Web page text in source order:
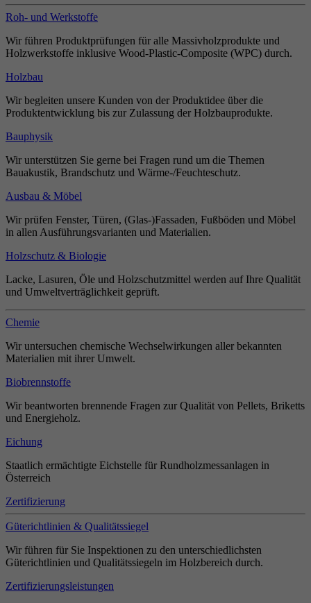
Roh- und Werkstoffe
Wir führen Produktprüfungen für alle Massivholzprodukte und
Holzwerkstoffe inklusive Wood-Plastic-Composite (WPC) durch.
Holzbau
Wir begleiten unsere Kunden von der Produktidee über die
Produktentwicklung bis zur Zulassung der Holzbauprodukte.
Bauphysik
Wir unterstützen Sie gerne bei Fragen rund um die Themen
Bauakustik, Brandschutz und Wärme-/Feuchteschutz.
Ausbau & Möbel
Wir prüfen Fenster, Türen, (Glas-)Fassaden, Fußböden und Möbel
in allen Ausführungsvarianten und Materialien.
Holzschutz & Biologie
Lacke, Lasuren, Öle und Holzschutzmittel werden auf Ihre Qualität
und Umweltverträglichkeit geprüft.
Chemie
Wir untersuchen chemische Wechselwirkungen aller bekannten
Materialien mit ihrer Umwelt.
Biobrennstoffe
Wir beantworten brennende Fragen zur Qualität von Pellets, Briketts
und Energieholz.
Eichung
Staatlich ermächtigte Eichstelle für Rundholzmessanlagen in
Österreich
Zertifizierung
Güterichtlinien & Qualitätssiegel
Wir führen für Sie Inspektionen zu den unterschiedlichsten
Güterichtlinien und Qualitätssiegeln im Holzbereich durch.
Zertifizierungsleistungen